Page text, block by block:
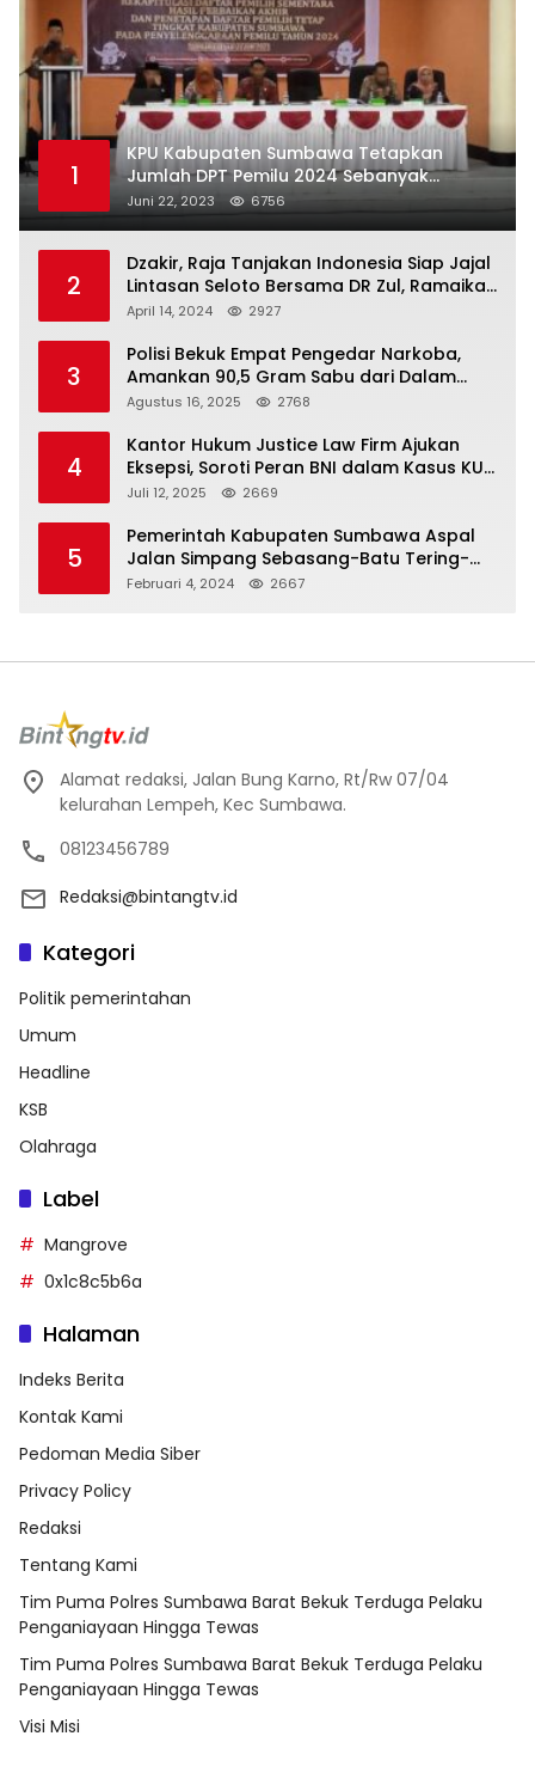
1
KPU Kabupaten Sumbawa Tetapkan
Jumlah DPT Pemilu 2024 Sebanyak
367.987 Pemilih
Juni 22, 2023 6756
2
Dzakir, Raja Tanjakan Indonesia Siap Jajal
Lintasan Seloto Bersama DR Zul, Ramaikan
Trabas JAS #2 KSB
April 14, 2024 2927
3
Polisi Bekuk Empat Pengedar Narkoba,
Amankan 90,5 Gram Sabu dari Dalam
Mobil
Agustus 16, 2025 2768
4
Kantor Hukum Justice Law Firm Ajukan
Eksepsi, Soroti Peran BNI dalam Kasus KUR
Bawang Merah KCP Woha
Juli 12, 2025 2669
5
Pemerintah Kabupaten Sumbawa Aspal
Jalan Simpang Sebasang-Batu Tering-
Lito
Februari 4, 2024 2667
Alamat redaksi, Jalan Bung Karno, Rt/Rw 07/04
kelurahan Lempeh, Kec Sumbawa.
08123456789
Redaksi@bintangtv.id
Kategori
Politik pemerintahan
Umum
Headline
KSB
Olahraga
Label
Mangrove
0x1c8c5b6a
Halaman
Indeks Berita
Kontak Kami
Pedoman Media Siber
Privacy Policy
Redaksi
Tentang Kami
Tim Puma Polres Sumbawa Barat Bekuk Terduga Pelaku
Penganiayaan Hingga Tewas
Tim Puma Polres Sumbawa Barat Bekuk Terduga Pelaku
Penganiayaan Hingga Tewas
Visi Misi